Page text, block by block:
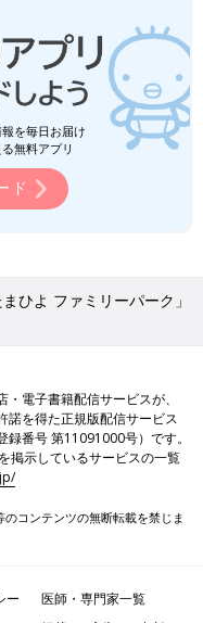
を撮りませんか？来場の
を毎日お届け
無料アプリ
ド
まひよ ファミリーパーク」
電子書籍配信サービスが、
諾を得た正規版配信サービス
番号 第11091000号）です。
掲示しているサービスの一覧
コンテンツの無断転載を禁じま
ー
医師・専門家一覧